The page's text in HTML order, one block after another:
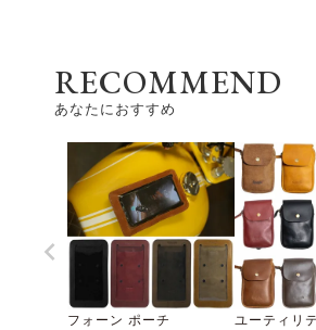
RECOMMEND
あなたにおすすめ
フォーン ポーチ ユーティリ